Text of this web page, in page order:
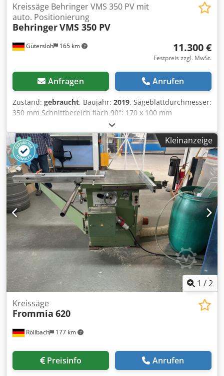
Gütersloh 165 km
Kreissäge Behringer VMS 350 PV mit
auto. Positionierung
BehringerVMS 350 PV
11.300 €
Festpreis zzgl. MwSt.
Anfragen Anrufen
Zustand: gebraucht, Baujahr: 2019, Sägeblattdurchmesser:
350 mm Schnittbereich flach 90°: 170 x 100 mm
Sägebereich flach 45°: 120 x 100 mm Schnittbereich rund:
120 mm Pneumatischer Sägeblattvorschub
Kühlmittelpumpe / Minimalmengensprüheinrichtung
Pneumatische Materialspannung Cjdpfx Aaeznxg Nsmorf
Vorgelege zum sägen von Edelstahl Längenanschlag mit
automatischer Positionierung bis 6200 mm Rollenbahn mit
1000 mm links Gewicht: ca. 800 kg
Kleinanzeige
1 /2
Röllbach 177 km
Kreissäge
Frommia 620
Preisinfo Anrufen